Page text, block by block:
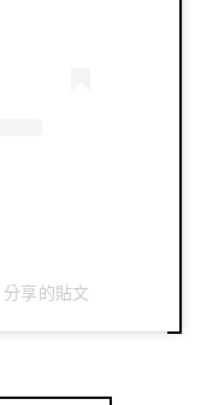
享的貼文